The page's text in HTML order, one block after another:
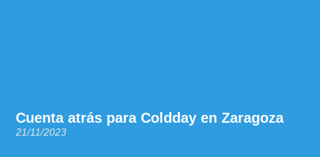
Cuenta atrás para Coldday en Zaragoza
21/11/2023